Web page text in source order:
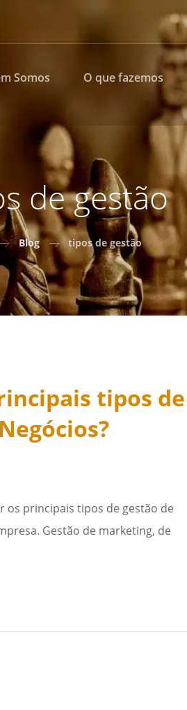
Somos O que fazemos
de gestão
Blog tipos de gestão
tipos de
os principais tipos de gestão de
Gestão de marketing, de